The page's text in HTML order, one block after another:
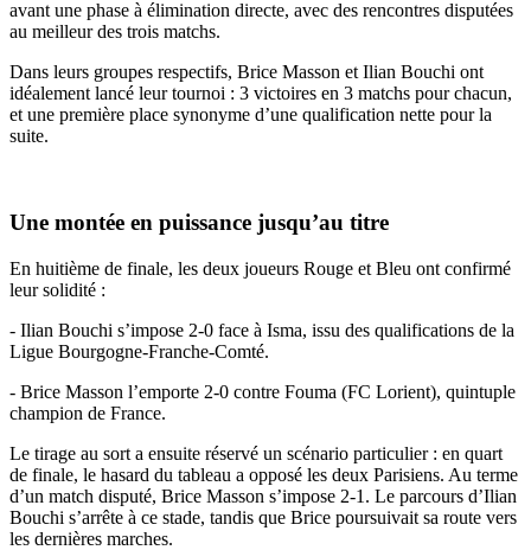
avant une phase à élimination directe, avec des rencontres disputées
au meilleur des trois matchs.
Dans leurs groupes respectifs, Brice Masson et Ilian Bouchi ont
idéalement lancé leur tournoi : 3 victoires en 3 matchs pour chacun,
et une première place synonyme d’une qualification nette pour la
suite.
Une montée en puissance jusqu’au titre
En huitième de finale, les deux joueurs Rouge et Bleu ont confirmé
leur solidité :
- Ilian Bouchi s’impose 2-0 face à Isma, issu des qualifications de la
Ligue Bourgogne-Franche-Comté.
- Brice Masson l’emporte 2-0 contre Fouma (FC Lorient), quintuple
champion de France.
Le tirage au sort a ensuite réservé un scénario particulier : en quart
de finale, le hasard du tableau a opposé les deux Parisiens. Au terme
d’un match disputé, Brice Masson s’impose 2-1. Le parcours d’Ilian
Bouchi s’arrête à ce stade, tandis que Brice poursuivait sa route vers
les dernières marches.